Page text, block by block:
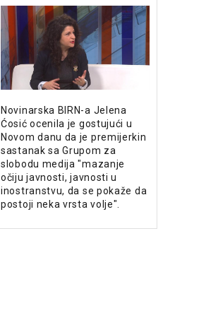
Novinarska BIRN-a Jelena
Ćosić ocenila je gostujući u
Novom danu da je premijerkin
sastanak sa Grupom za
slobodu medija "mazanje
očiju javnosti, javnosti u
inostranstvu, da se pokaže da
postoji neka vrsta volje".